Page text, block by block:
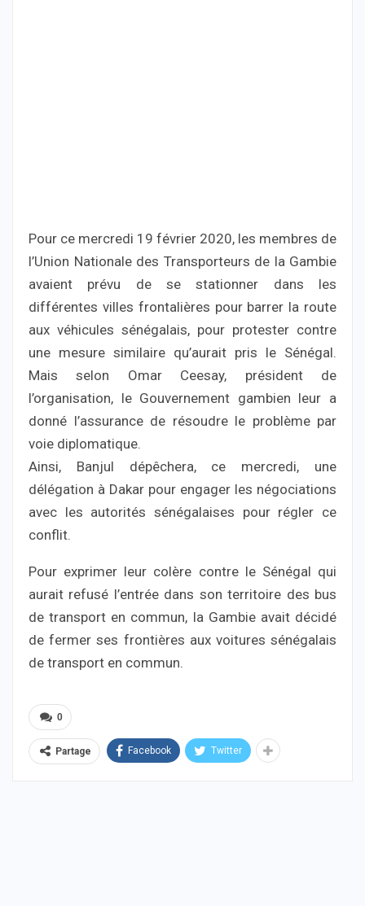
Pour ce mercredi 19 février 2020, les membres de
l’Union Nationale des Transporteurs de la Gambie
avaient prévu de se stationner dans les
différentes villes frontalières pour barrer la route
aux véhicules sénégalais, pour protester contre
une mesure similaire qu’aurait pris le Sénégal.
Mais selon Omar Ceesay, président de
l’organisation, le Gouvernement gambien leur a
donné l’assurance de résoudre le problème par
voie diplomatique.
Ainsi, Banjul dépêchera, ce mercredi, une
délégation à Dakar pour engager les négociations
avec les autorités sénégalaises pour régler ce
conflit.
Pour exprimer leur colère contre le Sénégal qui
aurait refusé l’entrée dans son territoire des bus
de transport en commun, la Gambie avait décidé
de fermer ses frontières aux voitures sénégalais
de transport en commun.
0
Partage Facebook Twitter